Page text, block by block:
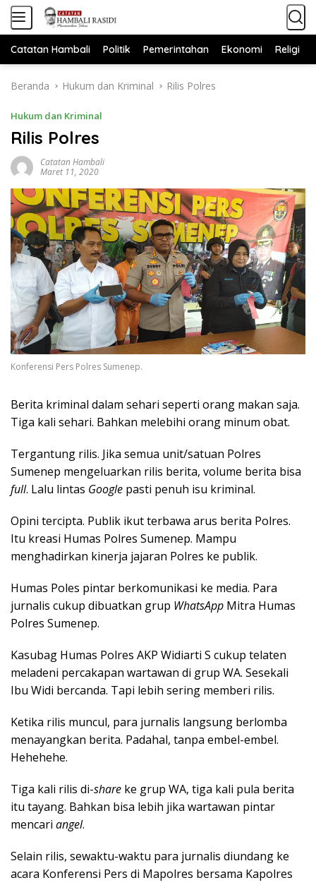
n
s
Catatan Hambali Politik Pemerintahan Ekonomi Religi
Beranda Hukum dan Kriminal Rilis Polres
Hukum dan Kriminal
Rilis Polres
Catatan Hambali
Maret 11, 2020
Konferensi Pers Polres Sumenep.
Berita kriminal dalam sehari seperti orang makan saja.
Tiga kali sehari. Bahkan melebihi orang minum obat.
Tergantung rilis. Jika semua unit/satuan Polres
Sumenep mengeluarkan rilis berita, volume berita bisa
full. Lalu lintas Google pasti penuh isu kriminal.
Opini tercipta. Publik ikut terbawa arus berita Polres.
Itu kreasi Humas Polres Sumenep. Mampu
menghadirkan kinerja jajaran Polres ke publik.
Humas Poles pintar berkomunikasi ke media. Para
jurnalis cukup dibuatkan grup WhatsApp Mitra Humas
Polres Sumenep.
Kasubag Humas Polres AKP Widiarti S cukup telaten
meladeni percakapan wartawan di grup WA. Sesekali
Ibu Widi bercanda. Tapi lebih sering memberi rilis.
Ketika rilis muncul, para jurnalis langsung berlomba
menayangkan berita. Padahal, tanpa embel-embel.
Hehehehe.
Tiga kali rilis di-share ke grup WA, tiga kali pula berita
itu tayang. Bahkan bisa lebih jika wartawan pintar
mencari angel.
Selain rilis, sewaktu-waktu para jurnalis diundang ke
acara Konferensi Pers di Mapolres bersama Kapolres